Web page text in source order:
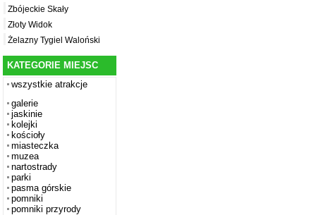
Zbójeckie Skały
Złoty Widok
Żelazny Tygiel Waloński
KATEGORIE MIEJSC
wszystkie atrakcje
galerie
jaskinie
kolejki
kościoły
miasteczka
muzea
nartostrady
parki
pasma górskie
pomniki
pomniki przyrody